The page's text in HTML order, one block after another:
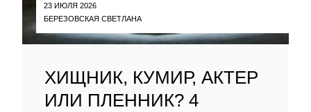
23 ИЮЛЯ 2026
БЕРЕЗОВСКАЯ СВЕТЛАНА
ХИЩНИК, КУМИР, АКТЕР
ИЛИ ПЛЕННИК? 4